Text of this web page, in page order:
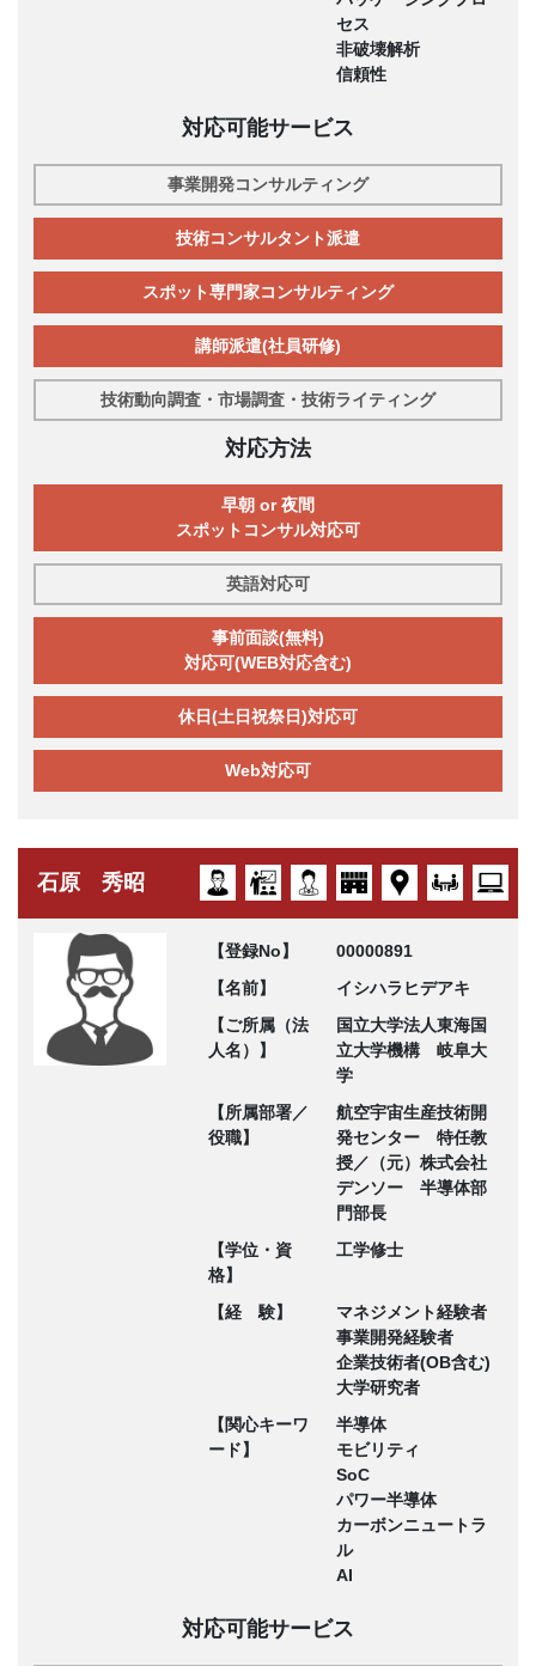
セス
非破壊解析
信頼性
対応可能サービス
事業開発コンサルティング
技術コンサルタント派遣
スポット専門家コンサルティング
講師派遣(社員研修)
技術動向調査・市場調査・技術ライティング
対応方法
早朝 or 夜間
スポットコンサル対応可
英語対応可
事前面談(無料)
対応可(WEB対応含む)
休日(土日祝祭日)対応可
Web対応可
石原 秀昭
【登録No】
00000891
【名前】
イシハラヒデアキ
【ご所属（法
人名）】
国立大学法人東海国
立大学機構 岐阜大
学
【所属部署／
役職】
航空宇宙生産技術開
発センター 特任教
授／（元）株式会社
デンソー 半導体部
門部長
【学位・資
格】
工学修士
【経 験】
マネジメント経験者
事業開発経験者
企業技術者(OB含む)
大学研究者
【関心キーワ
ード】
半導体
モビリティ
SoC
パワー半導体
カーボンニュートラ
ル
AI
対応可能サービス